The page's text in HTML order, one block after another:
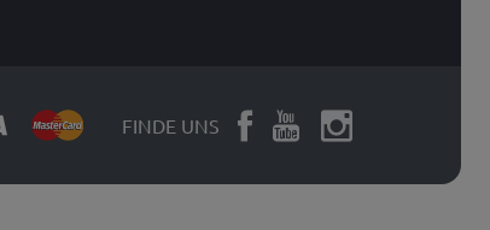
FINDE UNS